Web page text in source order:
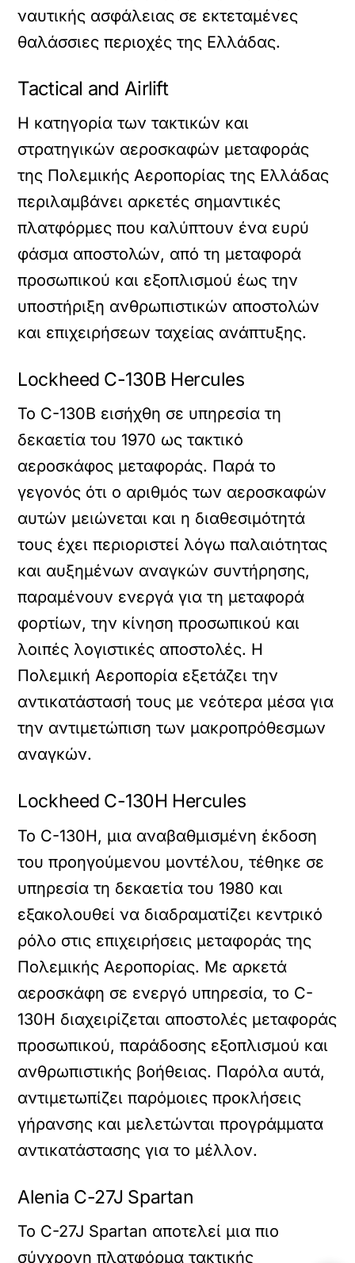
ναυτικής ασφάλειας σε εκτεταμένες
θαλάσσιες περιοχές της Ελλάδας.
Tactical and Airlift
Η κατηγορία των τακτικών και
στρατηγικών αεροσκαφών μεταφοράς
της Πολεμικής Αεροπορίας της Ελλάδας
περιλαμβάνει αρκετές σημαντικές
πλατφόρμες που καλύπτουν ένα ευρύ
φάσμα αποστολών, από τη μεταφορά
προσωπικού και εξοπλισμού έως την
υποστήριξη ανθρωπιστικών αποστολών
και επιχειρήσεων ταχείας ανάπτυξης.
Lockheed C-130B Hercules
Το C-130B εισήχθη σε υπηρεσία τη
δεκαετία του 1970 ως τακτικό
αεροσκάφος μεταφοράς. Παρά το
γεγονός ότι ο αριθμός των αεροσκαφών
αυτών μειώνεται και η διαθεσιμότητά
τους έχει περιοριστεί λόγω παλαιότητας
και αυξημένων αναγκών συντήρησης,
παραμένουν ενεργά για τη μεταφορά
φορτίων, την κίνηση προσωπικού και
λοιπές λογιστικές αποστολές. Η
Πολεμική Αεροπορία εξετάζει την
αντικατάστασή τους με νεότερα μέσα για
την αντιμετώπιση των μακροπρόθεσμων
αναγκών.
Lockheed C-130H Hercules
Το C-130H, μια αναβαθμισμένη έκδοση
του προηγούμενου μοντέλου, τέθηκε σε
υπηρεσία τη δεκαετία του 1980 και
εξακολουθεί να διαδραματίζει κεντρικό
ρόλο στις επιχειρήσεις μεταφοράς της
Πολεμικής Αεροπορίας. Με αρκετά
αεροσκάφη σε ενεργό υπηρεσία, το C-
130H διαχειρίζεται αποστολές μεταφοράς
προσωπικού, παράδοσης εξοπλισμού και
ανθρωπιστικής βοήθειας. Παρόλα αυτά,
αντιμετωπίζει παρόμοιες προκλήσεις
γήρανσης και μελετώνται προγράμματα
αντικατάστασης για το μέλλον.
Alenia C-27J Spartan
Το C-27J Spartan αποτελεί μια πιο
σύγχρονη πλατφόρμα τακτικής